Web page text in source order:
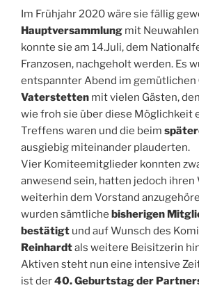
Im Frühjahr 2020 wäre sie fällig
Hauptversammlung mit
konnte sie am 14.Juli, dem
Franzosen, nachgeholt werden. Es
entspannter Abend im gemütlichen
Vaterstetten mit vielen Gästen,
wie froh sie über diese Möglichkeit
Treffens waren und die beim
ausgiebig miteinander plauderten.
Vier Komiteemitglieder konnten
anwesend sein, hatten jedoch ihren
weiterhin dem Vorstand
wurden sämtliche bisherigen
bestätigt und auf Wunsch des
Reinhardtals weitere Beisitzerin
Aktiven steht nun eine intensive
ist der40. Geburtstag der